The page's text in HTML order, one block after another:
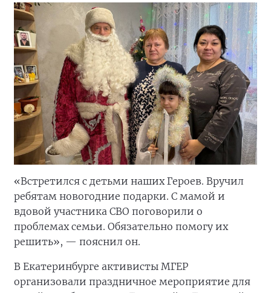
«Встретился с детьми наших Героев. Вручил
ребятам новогодние подарки. С мамой и
вдовой участника СВО поговорили о
проблемах семьи. Обязательно помогу их
решить», — пояснил он.
В Екатеринбурге активисты МГЕР
организовали праздничное мероприятие для